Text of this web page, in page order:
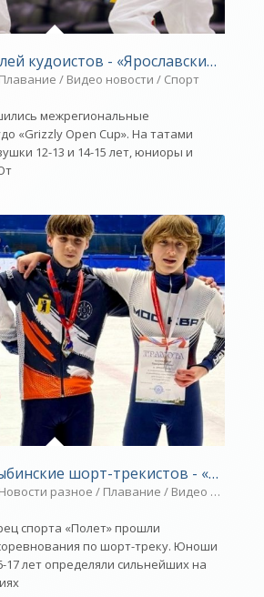
кудоистов - «Ярославский
Плавание / Видео новости / Спорт
межрегиональные
«Grizzly Open Cup». На татами
12-13 и 14-15 лет, юниоры и
шорт-трекистов -
Новости разное / Плавание / Видео новости
спорта «Полет» прошли
по шорт-треку. Юноши
17 лет определяли сильнейших на